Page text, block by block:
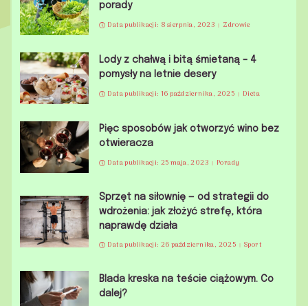
porady
Data publikacji: 8 sierpnia, 2023 Zdrowie
Lody z chałwą i bitą śmietaną – 4
pomysły na letnie desery
Data publikacji: 16 października, 2025 Dieta
Pięc sposobów jak otworzyć wino bez
otwieracza
Data publikacji: 25 maja, 2023 Porady
Sprzęt na siłownię — od strategii do
wdrożenia: jak złożyć strefę, która
naprawdę działa
Data publikacji: 26 października, 2025 Sport
Blada kreska na teście ciążowym. Co
dalej?